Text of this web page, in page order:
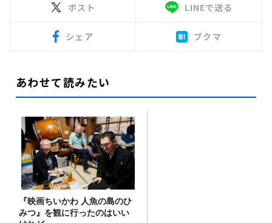
ポスト LINEで送る
シェア ブクマ
あわせて読みたい
『映画ちいかわ 人魚の島のひ
みつ』を観に行ったのはいい